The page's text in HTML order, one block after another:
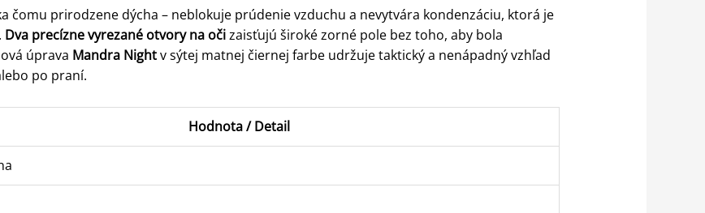
čomu prirodzene dýcha – neblokuje prúdenie vzduchu a nevytvára kondenzáciu, ktorá je
Dva precízne vyrezané otvory na očizaisťujú široké zorné pole bez toho, aby bola
úprava Mandra Nightv sýtej matnej čiernej farbe udržuje taktický a nenápadný vzhľad
po praní.
Hodnota / Detail